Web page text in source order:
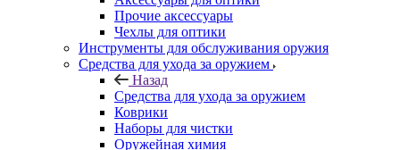
Прочие аксессуары
Чехлы для оптики
Инструменты для обслуживания оружия
Средства для ухода за оружием
Назад
Средства для ухода за оружием
Коврики
Наборы для чистки
Оружейная химия